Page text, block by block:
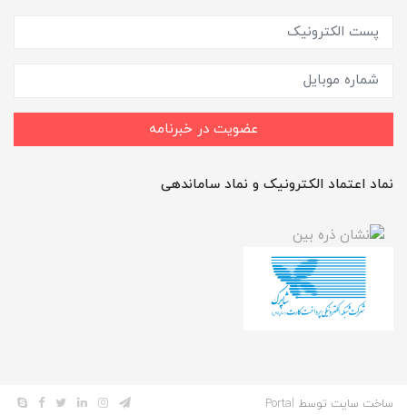
عضویت در خبرنامه
نماد اعتماد الکترونیک و نماد ساماندهی
ساخت سایت توسط Portal